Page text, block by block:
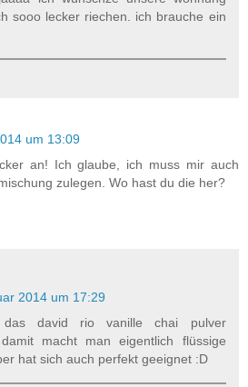
sooo lecker riechen. ich brauche ein
um 13:09
an! Ich glaube, ich muss mir auch
zulegen. Wo hast du die her?
2014 um 17:29
david rio vanille chai pulver
macht man eigentlich flüssige
hat sich auch perfekt geeignet :D